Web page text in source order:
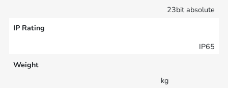
23bit absolute
IP Rating
IP65
Weight
kg